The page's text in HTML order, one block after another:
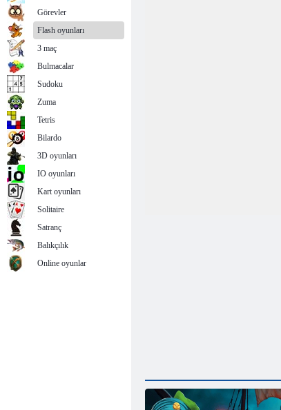
Görevler
Flash oyunları
3 maç
Bulmacalar
Sudoku
Zuma
Tetris
Bilardo
3D oyunları
IO oyunları
Kart oyunları
Solitaire
Satranç
Balıkçılık
Online oyunlar